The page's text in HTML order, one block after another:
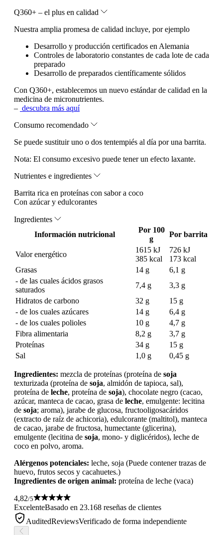
Q360+ – el plus en calidad
Nuestra amplia promesa de calidad incluye, por ejemplo
Desarrollo y producción certificados en Alemania
Controles de laboratorio constantes de cada lote de cada
preparado
Desarrollo de preparados científicamente sólidos
Con Q360+, establecemos un nuevo estándar de calidad en la
medicina de micronutrientes.
– descubra más aquí
Consumo recomendado
Se puede sustituir uno o dos tentempiés al día por una barrita.
Nota: El consumo excesivo puede tener un efecto laxante.
Nutrientes e ingredientes
Barrita rica en proteínas con sabor a coco
Con azúcar y edulcorantes
Ingredientes
Información nutricional
Por 100
g
Por barrita
Valor energético
1615 kJ
385 kcal
726 kJ
173 kcal
Grasas
14 g
6,1 g
- de las cuales ácidos grasos
saturados
7,4 g
3,3 g
Hidratos de carbono
32 g
15 g
- de los cuales azúcares
14 g
6,4 g
- de los cuales polioles
10 g
4,7 g
Fibra alimentaria
8,2 g
3,7 g
Proteínas
34 g
15 g
Sal
1,0 g 0,45 g
Ingredientes: mezcla de proteínas (proteína de soja
texturizada (proteína de soja, almidón de tapioca, sal),
proteína de leche, proteína de soja), chocolate negro (cacao,
azúcar, manteca de cacao, grasa de leche, emulgente: lecitina
de soja; aroma), jarabe de glucosa, fructooligosacáridos
(extracto de raíz de achicoria), edulcorante (maltitol), manteca
de cacao, jarabe de fructosa, humectante (glicerina),
emulgente (lecitina de soja, mono- y diglicéridos), leche de
coco en polvo, aroma.
Alérgenos potenciales: leche, soja (Puede contener trazas de
huevo, frutos secos y cacahuetes.)
Ingredientes de origen animal: proteína de leche (vaca)
4,82/5
ExcelenteBasado en 23.168 reseñas de clientes
AuditedReviewsVerificado de forma independiente